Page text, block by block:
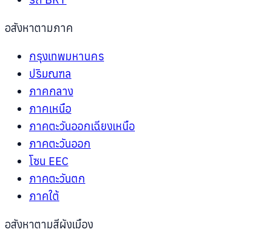
อสังหาตามภาค
กรุงเทพมหานคร
ปริมณฑล
ภาคกลาง
ภาคเหนือ
ภาคตะวันออกเฉียงเหนือ
ภาคตะวันออก
โซน EEC
ภาคตะวันตก
ภาคใต้
อสังหาตามสีผังเมือง